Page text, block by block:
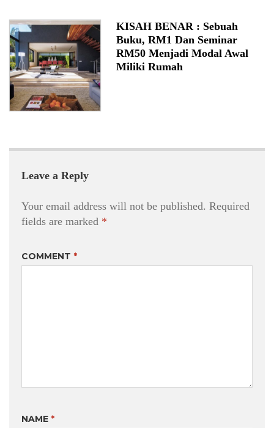
KISAH BENAR : Sebuah
Buku, RM1 Dan Seminar
RM50 Menjadi Modal Awal
Miliki Rumah
Leave a Reply
Your email address will not be published. Required
fields are marked *
COMMENT *
NAME *